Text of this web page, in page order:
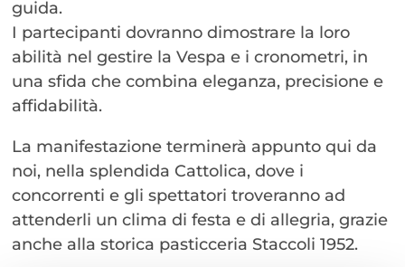
guida.
I partecipanti dovranno dimostrare la loro
abilità nel gestire la Vespa e i cronometri, in
una sfida che combina eleganza, precisione e
affidabilità.
La manifestazione terminerà appunto qui da
noi, nella splendida Cattolica, dove i
concorrenti e gli spettatori troveranno ad
attenderli un clima di festa e di allegria, grazie
anche alla storica pasticceria Staccoli 1952.